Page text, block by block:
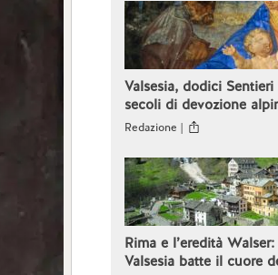
Valsesia, dodici
secoli di devozione
Redazione |
Rima e l’eredità
Valsesia batte il cuore